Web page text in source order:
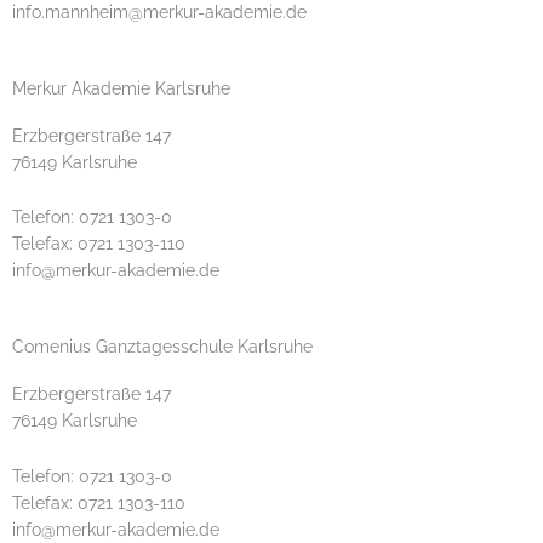
info.mannheim@merkur-akademie.de
Merkur Akademie Karlsruhe
Erzbergerstraße 147
76149 Karlsruhe
Telefon: 0721 1303-0
Telefax: 0721 1303-110
info@merkur-akademie.de
Comenius Ganztagesschule Karlsruhe
Erzbergerstraße 147
76149 Karlsruhe
Telefon: 0721 1303-0
Telefax: 0721 1303-110
info@merkur-akademie.de